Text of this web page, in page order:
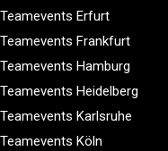
Teamevents Erfurt
Teamevents Frankfurt
Teamevents Hamburg
Teamevents Heidelberg
Teamevents Karlsruhe
Teamevents Köln